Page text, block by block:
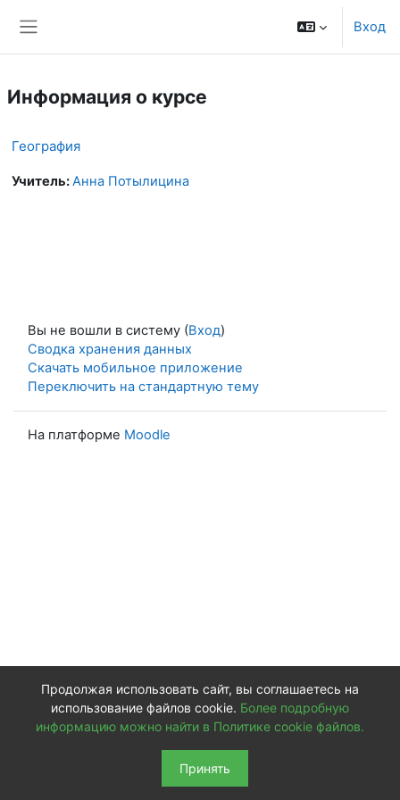
Вход
Информация о курсе
География
Учитель:Анна Потылицина
Вы не вошли в систему (Вход)
Сводка хранения данных
Скачать мобильное приложение
Переключить на стандартную тему
На платформе Moodle
Продолжая использовать сайт, вы соглашаетесь на
использование файлов cookie. Более подробную
информацию можно найти в Политике cookie файлов.
Принять